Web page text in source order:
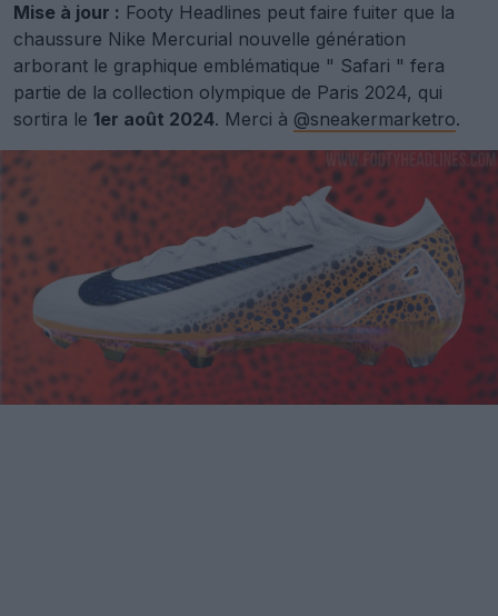
Mise à jour : Footy Headlines peut faire fuiter que la
chaussure Nike Mercurial nouvelle génération
arborant le graphique emblématique " Safari " fera
partie de la collection olympique de Paris 2024, qui
sortira le 1er août 2024. Merci à @sneakermarketro.